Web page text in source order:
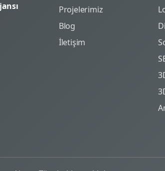
Projelerimiz
Blog
İletişim